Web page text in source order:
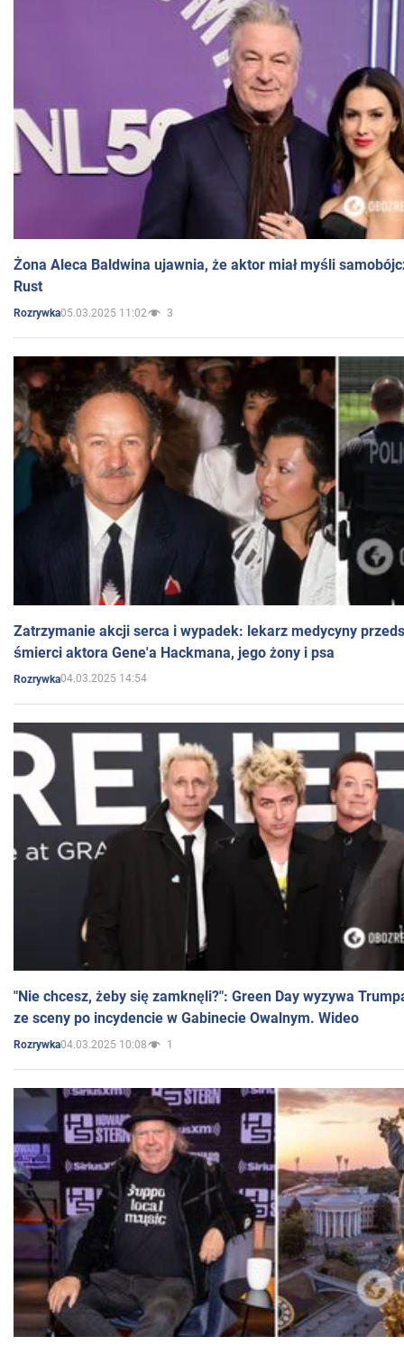
Żona Aleca Baldwina ujawnia, że aktor miał myśli
Rust
Rozrywka05.03.2025 11:02 3
Zatrzymanie akcji serca i wypadek: lekarz medycyny
śmierci aktora Gene'a Hackmana, jego żony i psa
Rozrywka04.03.2025 14:54
"Nie chcesz, żeby się zamknęli?": Green Day wyzywa
ze sceny po incydencie w Gabinecie Owalnym. Wideo
Rozrywka04.03.2025 10:08 1